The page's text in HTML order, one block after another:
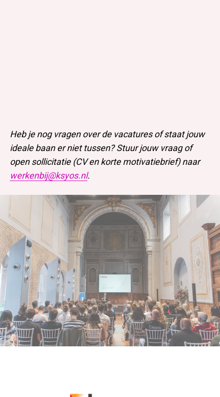
Heb je nog vragen over de vacatures of staat jouw
ideale baan er niet tussen? Stuur jouw vraag of
open sollicitatie (CV en korte motivatiebrief) naar
werkenbij@ksyos.nl.